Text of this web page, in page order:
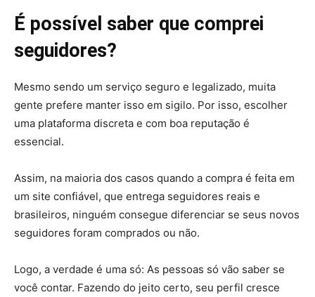
É possível saber que comprei
seguidores?
Mesmo sendo um serviço seguro e legalizado, muita
gente prefere manter isso em sigilo. Por isso, escolher
uma plataforma discreta e com boa reputação é
essencial.
Assim, na maioria dos casos quando a compra é feita em
um site confiável, que entrega seguidores reais e
brasileiros, ninguém consegue diferenciar se seus novos
seguidores foram comprados ou não.
Logo, a verdade é uma só: As pessoas só vão saber se
você contar. Fazendo do jeito certo, seu perfil cresce